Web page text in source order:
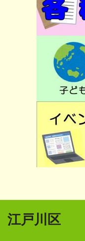
江戸川区